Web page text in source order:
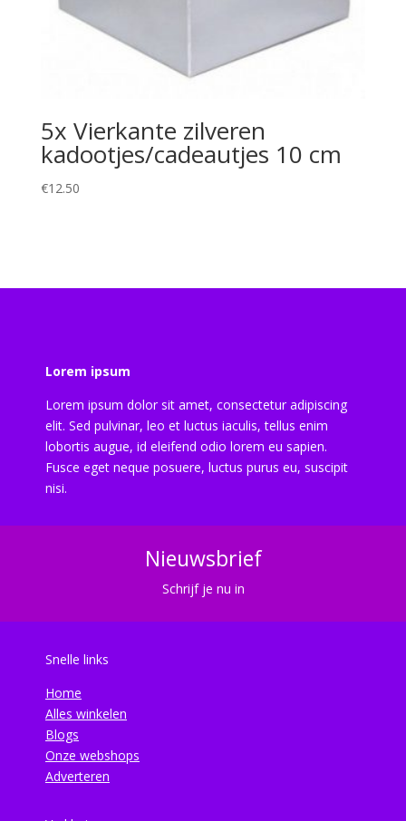
5x Vierkante zilveren
kadootjes/cadeautjes 10 cm
€12.50
Lorem ipsum
Lorem ipsum dolor sit amet, consectetur adipiscing
elit. Sed pulvinar, leo et luctus iaculis, tellus enim
lobortis augue, id eleifend odio lorem eu sapien.
Fusce eget neque posuere, luctus purus eu, suscipit
nisi.
Nieuwsbrief
Schrijf je nu in
Snelle links
Home
Alles winkelen
Blogs
Onze webshops
Adverteren